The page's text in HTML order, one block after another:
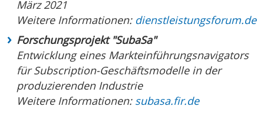
März 2021
Weitere Informationen: dienstleistungsforum.de
Forschungsprojekt "SubaSa"
Entwicklung eines Markteinführungsnavigators
für Subscription-Geschäftsmodelle in der
produzierenden Industrie
Weitere Informationen: subasa.fir.de